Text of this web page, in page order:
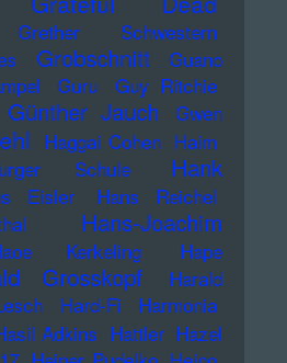
Grether Schwestern
Grobschnitt
Guano
Guru
Guy Ritchie
Günther Jauch
Gwen
Haggai Cohen Haim
Schule
Hank
Eisler
Hans Reichel
Hans-Joachim
Kerkeling
Hape
Grosskopf
Harald
Hard-Fi Harmonia
Adkins Hattler Hazel